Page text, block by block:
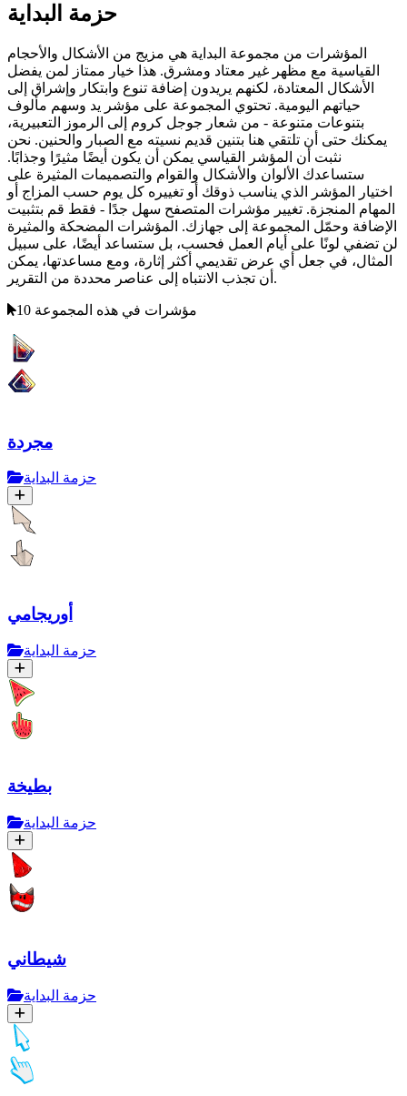
حزمة البداية
المؤشرات من مجموعة البداية هي مزيج من الأشكال والأحجام
القياسية مع مظهر غير معتاد ومشرق. هذا خيار ممتاز لمن يفضل
الأشكال المعتادة، لكنهم يريدون إضافة تنوع وابتكار وإشراق إلى
حياتهم اليومية. تحتوي المجموعة على مؤشر يد وسهم مألوف
بتنوعات متنوعة - من شعار جوجل كروم إلى الرموز التعبيرية،
يمكنك حتى أن تلتقي هنا بتنين قديم نسيته مع الصبار والحنين. نحن
نثبت أن المؤشر القياسي يمكن أن يكون أيضًا مثيرًا وجذابًا.
ستساعدك الألوان والأشكال والقوام والتصميمات المثيرة على
اختيار المؤشر الذي يناسب ذوقك أو تغييره كل يوم حسب المزاج أو
المهام المنجزة. تغيير مؤشرات المتصفح سهل جدًا - فقط قم بتثبيت
الإضافة وحمّل المجموعة إلى جهازك. المؤشرات المضحكة والمثيرة
لن تضفي لونًا على أيام العمل فحسب، بل ستساعد أيضًا، على سبيل
المثال، في جعل أي عرض تقديمي أكثر إثارة، ومع مساعدتها، يمكن
أن تجذب الانتباه إلى عناصر محددة من التقرير.
10 مؤشرات في هذه المجموعة
مجردة
حزمة البداية
أوريجامي
حزمة البداية
بطيخة
حزمة البداية
شيطاني
حزمة البداية